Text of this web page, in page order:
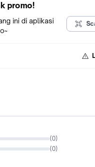
promo!
ini di aplikasi
(0)
(0)